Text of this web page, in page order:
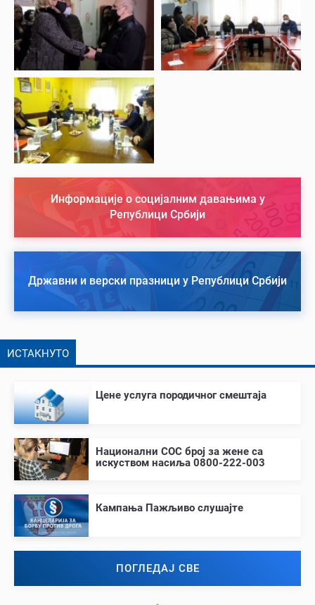
Информације о социјалним давањима у
Републици Србији
Државни и верски празници у Републици Србији
ИСТАКНУТО
Цене услуга породичног смештаја
Национални СОС број за жене са
искуством насиља 0800-222-003
Кампања Пажљиво слушајте
ПОГЛЕДАЈ СВЕ